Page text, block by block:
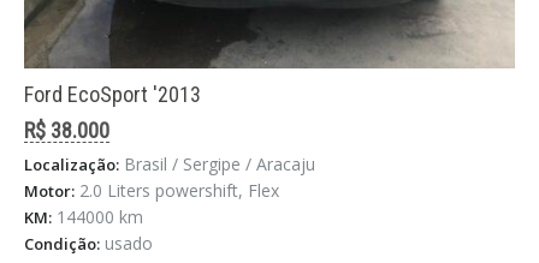
Ford EcoSport '2013
R$ 38.000
Localização: Brasil / Sergipe / Aracaju
Motor: 2.0 Liters powershift, Flex
KM: 144000 km
Condição: usado